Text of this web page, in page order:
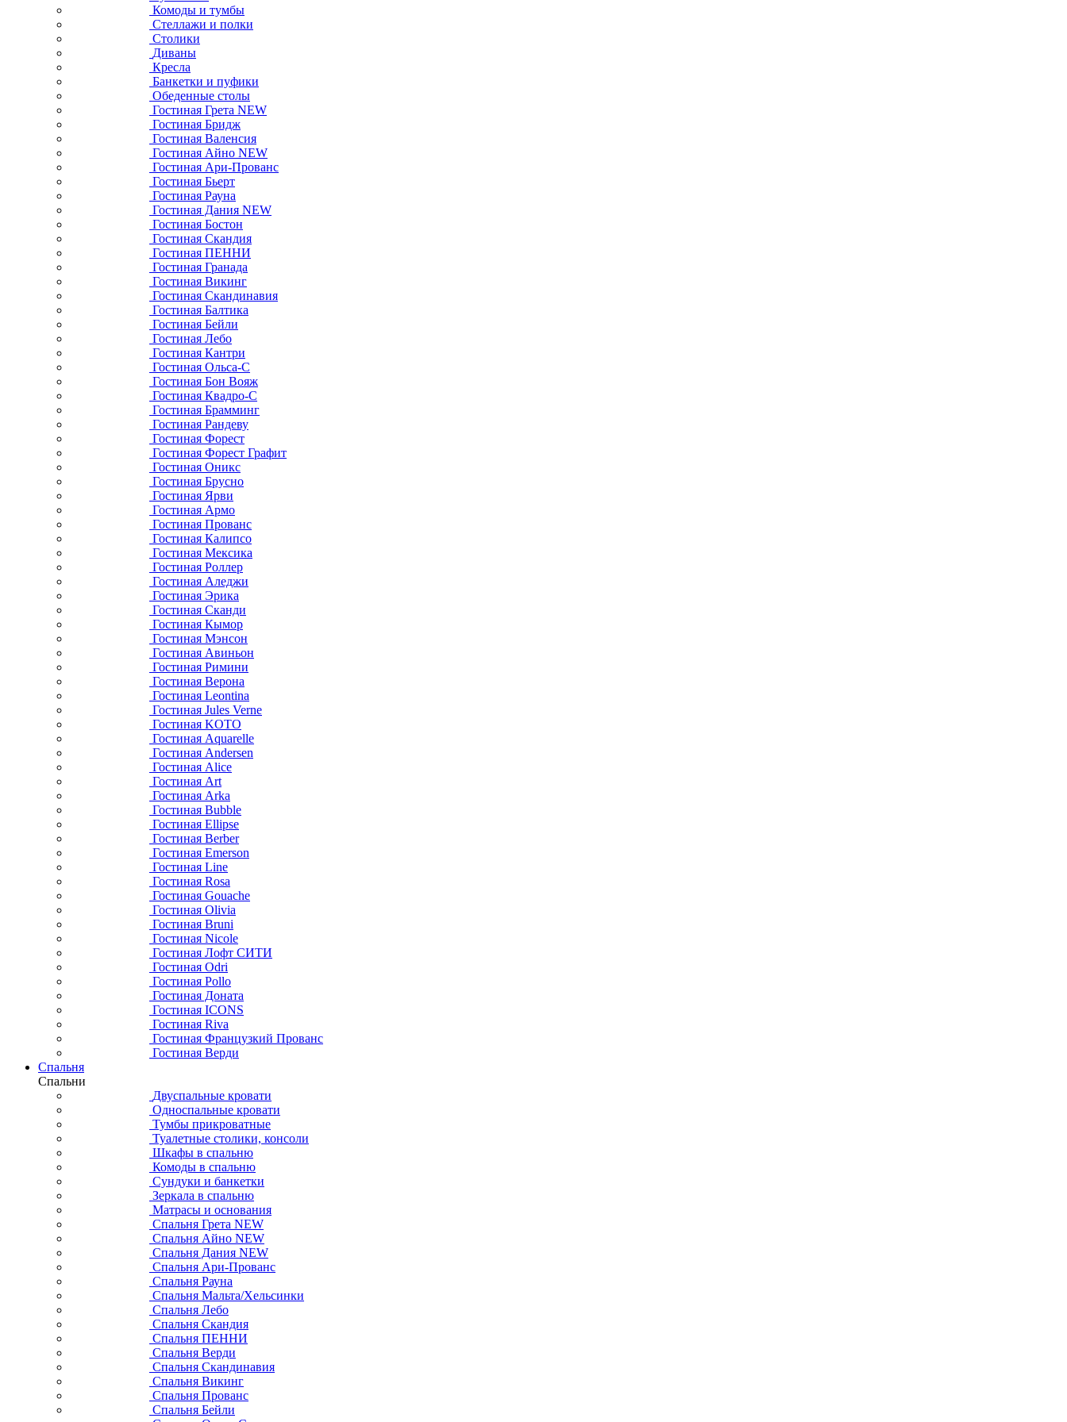
Комоды и тумбы
Стеллажи и полки
Столики
Диваны
Кресла
Банкетки и пуфики
Обеденные столы
Гостиная Грета NEW
Гостиная Бридж
Гостиная Валенсия
Гостиная Айно NEW
Гостиная Ари-Прованс
Гостиная Бьерт
Гостиная Рауна
Гостиная Дания NEW
Гостиная Бостон
Гостиная Скандия
Гостиная ПЕННИ
Гостиная Гранада
Гостиная Викинг
Гостиная Скандинавия
Гостиная Балтика
Гостиная Бейли
Гостиная Лебо
Гостиная Кантри
Гостиная Ольса-С
Гостиная Бон Вояж
Гостиная Квадро-С
Гостиная Брамминг
Гостиная Рандеву
Гостиная Форест
Гостиная Форест Графит
Гостиная Оникс
Гостиная Брусно
Гостиная Ярви
Гостиная Армо
Гостиная Прованс
Гостиная Калипсо
Гостиная Мексика
Гостиная Роллер
Гостиная Аледжи
Гостиная Эрика
Гостиная Сканди
Гостиная Кымор
Гостиная Мэнсон
Гостиная Авиньон
Гостиная Римини
Гостиная Верона
Гостиная Leontina
Гостиная Jules Verne
Гостиная KOTO
Гостиная Aquarelle
Гостиная Andersen
Гостиная Alice
Гостиная Art
Гостиная Arka
Гостиная Bubble
Гостиная Ellipse
Гостиная Berber
Гостиная Emerson
Гостиная Line
Гостиная Rosa
Гостиная Gouache
Гостиная Olivia
Гостиная Bruni
Гостиная Nicole
Гостиная Лофт СИТИ
Гостиная Odri
Гостиная Pollo
Гостиная Доната
Гостиная ICONS
Гостиная Riva
Гостиная Французкий Прованс
Гостиная Верди
Спальня
Спальни
Двуспальные кровати
Односпальные кровати
Тумбы прикроватные
Туалетные столики, консоли
Шкафы в спальню
Комоды в спальню
Сундуки и банкетки
Зеркала в спальню
Матрасы и основания
Спальня Грета NEW
Спальня Айно NEW
Спальня Дания NEW
Спальня Ари-Прованс
Спальня Рауна
Спальня Мальта/Хельсинки
Спальня Лебо
Спальня Скандия
Спальня ПЕННИ
Спальня Верди
Спальня Скандинавия
Спальня Викинг
Спальня Прованс
Спальня Бейли